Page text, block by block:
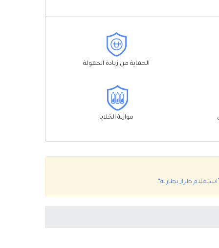
الحماية من زيادة الحمولة
موازنة الخلايا
”استعلام طراز بطارية“ .